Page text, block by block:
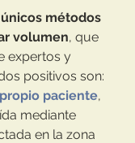
métodos
volumen, que
expertos y
positivos son:
paciente,
mediante
en la zona